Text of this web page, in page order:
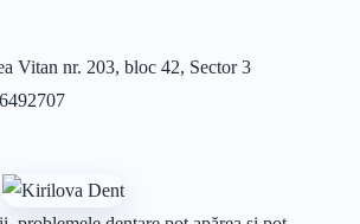
Vitan nr. 203, bloc 42, Sector 3